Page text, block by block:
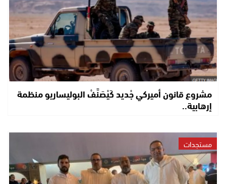
مشروع قانون أميركي جْديد كَيْصَنَّفْ البوليساريو منظمة
إرهابية..
مستجدات